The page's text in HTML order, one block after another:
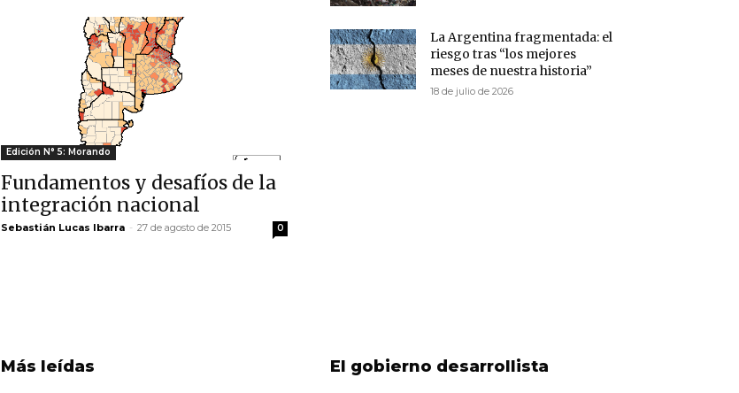
Edición N° 5: Morando
Fundamentos y desafíos de la
integración nacional
Sebastián Lucas Ibarra - 27 de agosto de 2015 0
La Argentina fragmentada: el
riesgo tras “los mejores
meses de nuestra historia”
18 de julio de 2026
Más leídas El gobierno desarrollista